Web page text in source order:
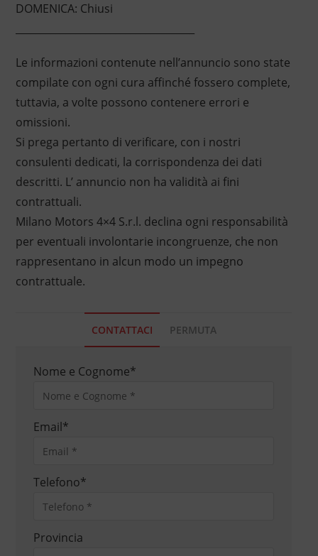
DOMENICA: Chiusi
Le informazioni contenute nell’annuncio sono state
compilate con ogni cura affinché fossero complete,
tuttavia, a volte possono contenere errori e
omissioni.
Si prega pertanto di verificare, con i nostri
consulenti dedicati, la corrispondenza dei dati
descritti. L’ annuncio non ha validità ai fini
contrattuali.
Milano Motors 4×4 S.r.l. declina ogni responsabilità
per eventuali involontarie incongruenze, che non
rappresentano in alcun modo un impegno
contrattuale.
CONTATTACI PERMUTA
Nome e Cognome*
Email*
Telefono*
Provincia